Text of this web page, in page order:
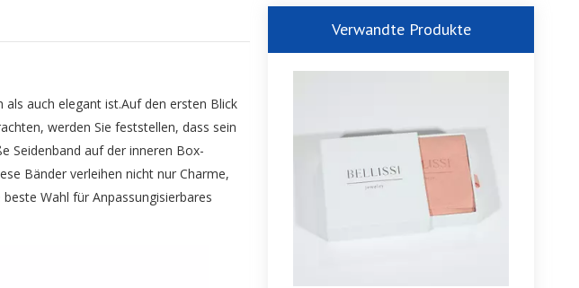
auch elegant ist.Auf den ersten Blick
werden Sie feststellen, dass sein
Seidenband auf der inneren Box-
Bänder verleihen nicht nur Charme,
Wahl für Anpassungisierbares
Verwandte Produkte